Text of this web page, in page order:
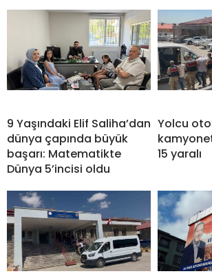
9 Yaşındaki Elif Saliha’dan
dünya çapında büyük
başarı: Matematikte
Dünya 5’incisi oldu
Yolcu
15 yaralı